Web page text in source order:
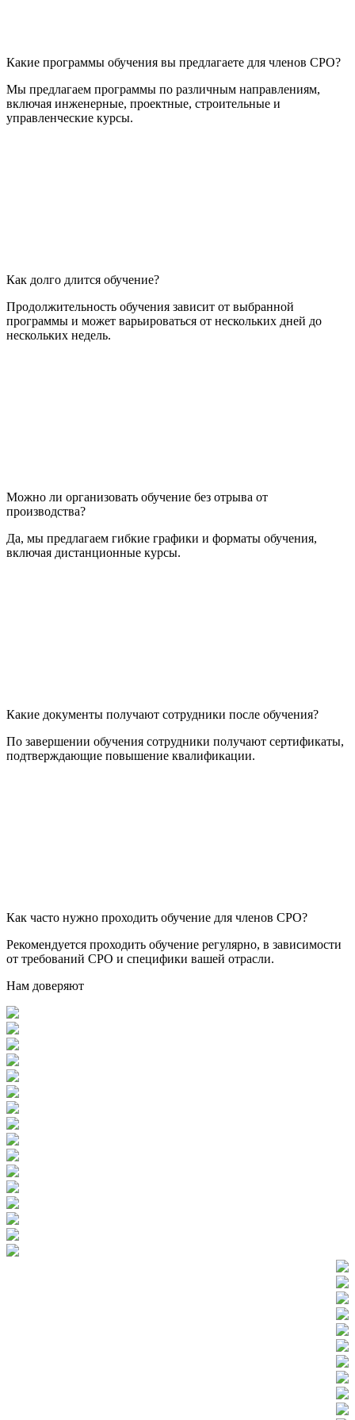
Какие программы обучения вы предлагаете для членов СРО?
Мы предлагаем программы по различным направлениям,
включая инженерные, проектные, строительные и
управленческие курсы.
Как долго длится обучение?
Продолжительность обучения зависит от выбранной
программы и может варьироваться от нескольких дней до
нескольких недель.
Можно ли организовать обучение без отрыва от
производства?
Да, мы предлагаем гибкие графики и форматы обучения,
включая дистанционные курсы.
Какие документы получают сотрудники после обучения?
По завершении обучения сотрудники получают сертификаты,
подтверждающие повышение квалификации.
Как часто нужно проходить обучение для членов СРО?
Рекомендуется проходить обучение регулярно, в зависимости
от требований СРО и специфики вашей отрасли.
Нам доверяют